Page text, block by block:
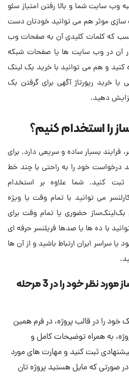
وب سایت شما و بالا رفتن امتیاز سئو
موثر هم می توانید خودتان دست
که کلمات کلیدی آن به صفحات وب
آن در وب سایت ها یا صفحات شبکه
کنید و هم می توانید با خرید بک لینک
خرید رپورتاژ آگهی برای گرفتن بک
دهید.
را استخدام کنیم؟
فرایند بسیار ساده و سریعی دارد. برای
درخواست خود را به راحتی با چند خط
کنید. شما علاوه بر استخدام
می توانید با تمام وقت یا ویژه
بک‌لینک‌ساز حضوری یا تمام وقت برای
با ده ها یا صدها فریلنسر حرفه ای
سراسر ایران ارتباط باشید و از آن ها
شما می‌توانید بک‌لینک‌ساز مورد نظر خود را در 3 مرحله
را در قالب پروژه، در فرم همین
به همراه توضیحات کامل و
ثبت کنید و مهارت‌ های مورد
در صورتی که مایل هستید پروژه تان